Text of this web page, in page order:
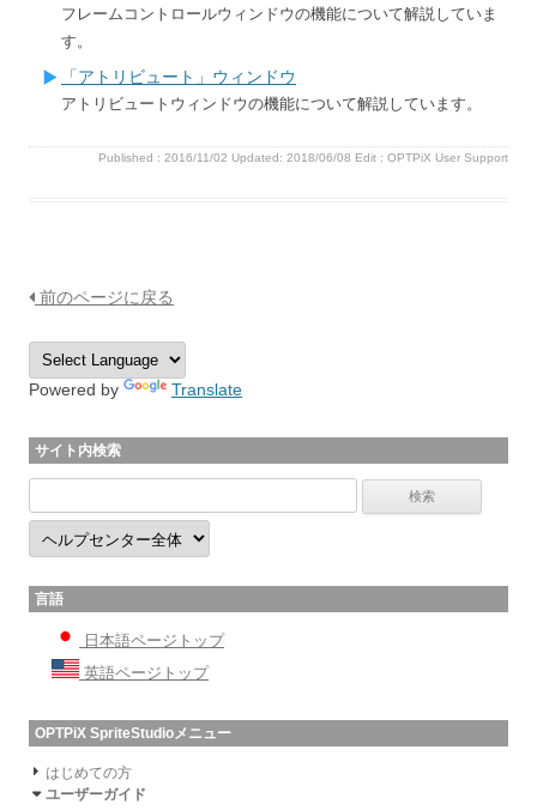
フレームコントロールウィンドウの機能について解説していま
す。
「アトリビュート」ウィンドウ
アトリビュートウィンドウの機能について解説しています。
Published : 2016/11/02 Updated: 2018/06/08 Edit : OPTPiX User Support
前のページに戻る
Powered by Translate
サイト内検索
言語
日本語ページトップ
英語ページトップ
OPTPiX SpriteStudioメニュー
はじめての方
ユーザーガイド